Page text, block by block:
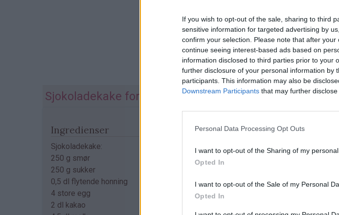
If you wish to opt-out of the sale, sharing to third
sensitive information for targeted advertising by
confirm your selection. Please note that after
continue seeing interest-based ads based on
information disclosed to third parties prior to your
further disclosure of your personal information by
participants. This information may also be
Downstream Participants that may further
Personal Data Processing Opt Outs
I want to opt-out of the Sharing of my personal
Opted In
I want to opt-out of the Sale of my Personal
Opted In
Sjokoladekake for regnværsdager
Ingredienser
Sjokoladekake:
250 g smør
250 g sukker
0,5 dl flytende honning
4 store egg
2 dl kakao